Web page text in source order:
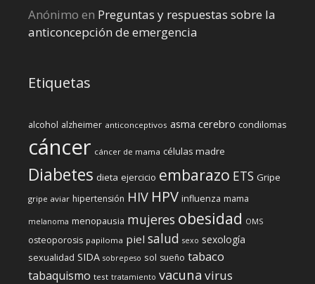
Anónimo en Preguntas y respuestas sobre la
anticoncepción de emergencia
Etiquetas
alcohol alzheimer anticonceptivos asma cerebro condilomas
cáncer cáncer de mama células madre
Diabetes dieta ejercicio embarazo ETS Gripe
gripe aviar hipertensión HIV HPV influenza mama
melanoma menopausia mujeres obesidad OMS
osteoporosis papiloma piel salud sexo sexología
sexualidad SIDA sobrepeso sol sueño tabaco
tabaquismo test tratamiento vacuna virus